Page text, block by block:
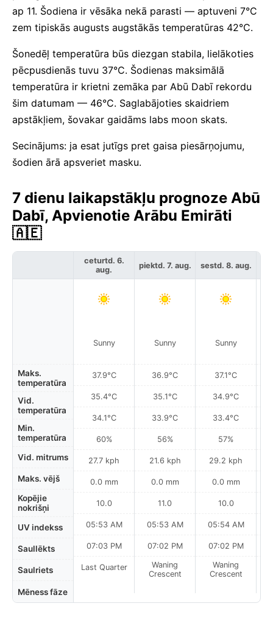
ap 11. Šodiena ir vēsāka nekā parasti — aptuveni 7°C
zem tipiskās augusts augstākās temperatūras 42°C.
Šonedēļ temperatūra būs diezgan stabila, lielākoties
pēcpusdienās tuvu 37°C. Šodienas maksimālā
temperatūra ir krietni zemāka par Abū Dabī rekordu
šim datumam — 46°C. Saglabājoties skaidriem
apstākļiem, šovakar gaidāms labs moon skats.
Secinājums: ja esat jutīgs pret gaisa piesārņojumu,
šodien ārā apsveriet masku.
7 dienu laikapstākļu prognoze Abū
Dabī, Apvienotie Arābu Emirāti
🇦🇪
Maks.
temperatūra
Vid.
temperatūra
Min.
temperatūra
Vid. mitrums
Maks. vējš
Kopējie
nokrišņi
UV indekss
Saullēkts
Saulriets
Mēness fāze
ceturtd. 6.
aug.
Sunny
37.9°C
35.4°C
34.1°C
60%
27.7 kph
0.0 mm
10.0
05:53 AM
07:03 PM
Last Quarter
piektd. 7. aug.
Sunny
36.9°C
35.1°C
33.9°C
56%
21.6 kph
0.0 mm
11.0
05:53 AM
07:02 PM
Waning
Crescent
sestd. 8. aug.
Sunny
37.1°C
34.9°C
33.4°C
57%
29.2 kph
0.0 mm
10.0
05:54 AM
07:02 PM
Waning
Crescent